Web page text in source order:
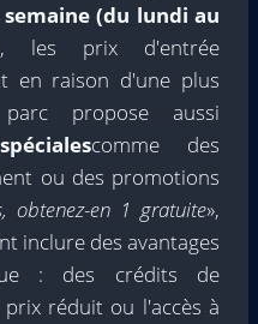
(du lundi au
les prix d'entrée
en raison d'une plus
propose aussi
comme des
ou des promotions
obtenez-en 1 gratuite»,
inclure des avantages
: des crédits de
réduit ou l'accès à